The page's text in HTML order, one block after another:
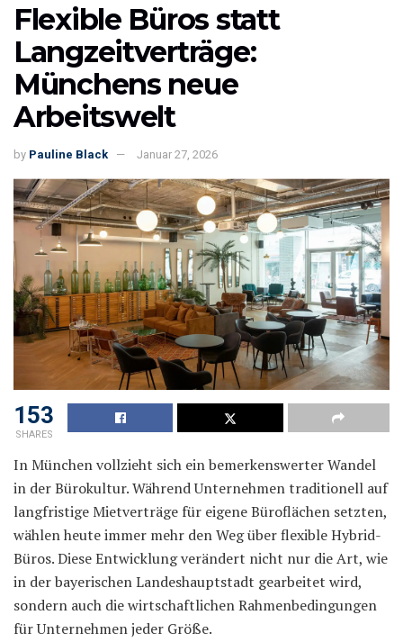
Flexible Büros statt
Langzeitverträge:
Münchens neue
Arbeitswelt
by Pauline Black Januar 27, 2026
153
SHARES
In München vollzieht sich ein bemerkenswerter Wandel
in der Bürokultur. Während Unternehmen traditionell auf
langfristige Mietverträge für eigene Büroflächen setzten,
wählen heute immer mehr den Weg über flexible Hybrid-
Büros. Diese Entwicklung verändert nicht nur die Art, wie
in der bayerischen Landeshauptstadt gearbeitet wird,
sondern auch die wirtschaftlichen Rahmenbedingungen
für Unternehmen jeder Größe.